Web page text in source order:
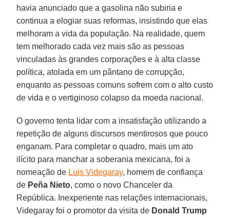
havia anunciado que a gasolina não subiria e
continua a elogiar suas reformas, insistindo que elas
melhoram a vida da população. Na realidade, quem
tem melhorado cada vez mais são as pessoas
vinculadas às grandes corporações e à alta classe
política, atolada em um pântano de corrupção,
enquanto as pessoas comuns sofrem com o alto custo
de vida e o vertiginoso colapso da moeda nacional.
O governo tenta lidar com a insatisfação utilizando a
repetição de alguns discursos mentirosos que pouco
enganam. Para completar o quadro, mais um ato
ilícito para manchar a soberania mexicana, foi a
nomeação de Luis Videgaray, homem de confiança
de Peña Nieto, como o novo Chanceler da
República. Inexperiente nas relações internacionais,
Videgaray foi o promotor da visita de Donald Trump